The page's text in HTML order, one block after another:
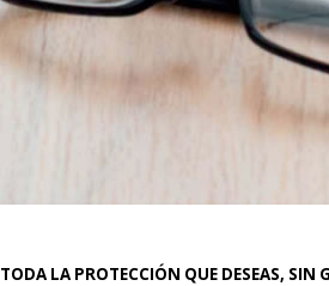
TODA LA PROTECCIÓN QUE DESEAS, SIN